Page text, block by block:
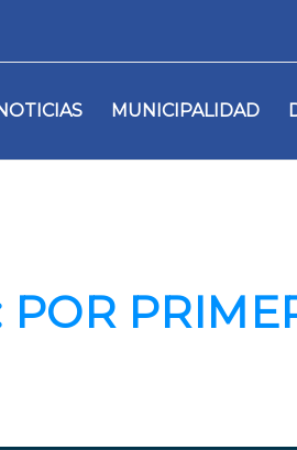
MUNICIPALIDAD